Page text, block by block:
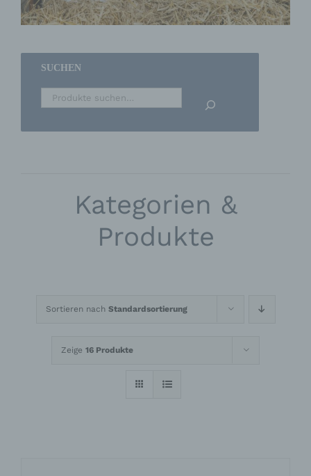
SUCHEN
Kategorien &
Produkte
Sortieren nach Standardsortierung
Zeige 16 Produkte